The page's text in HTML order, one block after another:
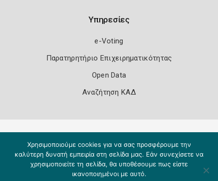
Υπηρεσίες
e-Voting
Παρατηρητήριο Επιχειρηματικότητας
Open Data
Αναζήτηση ΚΑΔ
Χρησιμοποιούμε cookies για να σας προσφέρουμε την
καλύτερη δυνατή εμπειρία στη σελίδα μας. Εάν συνεχίσετε να
χρησιμοποιείτε τη σελίδα, θα υποθέσουμε πως είστε
ικανοποιημένοι με αυτό.
Copyright 2026 Knowledge A.E.